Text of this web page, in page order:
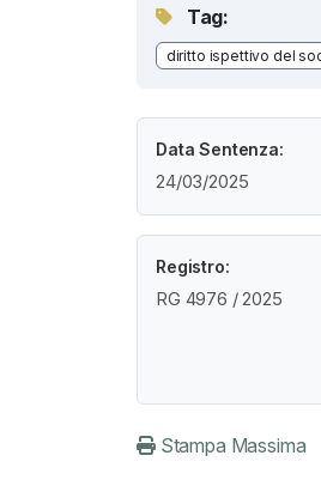
Tag:
diritto ispettivo del
Data Sentenza:
24/03/2025
Registro:
RG 4976 / 2025
Stampa Massima